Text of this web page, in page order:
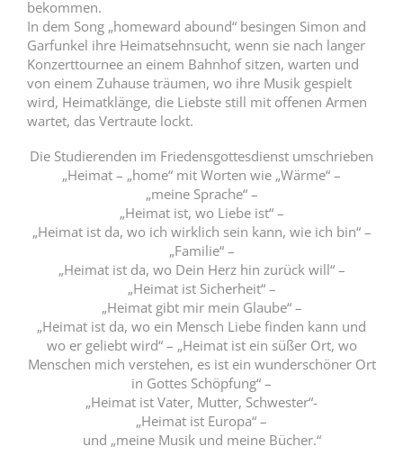
bekommen.
In dem Song „homeward abound“ besingen Simon and
Garfunkel ihre Heimatsehnsucht, wenn sie nach langer
Konzerttournee an einem Bahnhof sitzen, warten und
von einem Zuhause träumen, wo ihre Musik gespielt
wird, Heimatklänge, die Liebste still mit offenen Armen
wartet, das Vertraute lockt.
Die Studierenden im Friedensgottesdienst umschrieben
„Heimat – „home“ mit Worten wie „Wärme“ –
„meine Sprache“ –
„Heimat ist, wo Liebe ist“ –
„Heimat ist da, wo ich wirklich sein kann, wie ich bin“ –
„Familie“ –
„Heimat ist da, wo Dein Herz hin zurück will“ –
„Heimat ist Sicherheit“ –
„Heimat gibt mir mein Glaube“ –
„Heimat ist da, wo ein Mensch Liebe finden kann und
wo er geliebt wird“ – „Heimat ist ein süßer Ort, wo
Menschen mich verstehen, es ist ein wunderschöner Ort
in Gottes Schöpfung“ –
„Heimat ist Vater, Mutter, Schwester“-
„Heimat ist Europa“ –
und „meine Musik und meine Bücher.“